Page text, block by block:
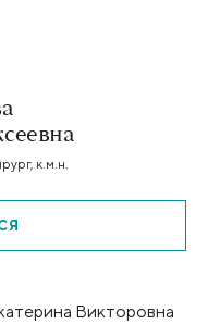
к.м.н.